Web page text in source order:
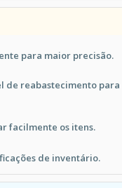
para maior precisão.
de reabastecimento para
facilmente os itens.
de inventário.